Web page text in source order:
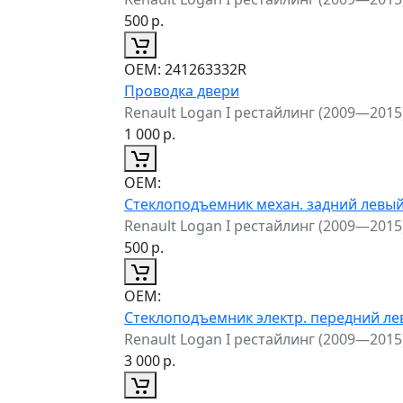
500р.
ОЕМ: 241263332R
Проводка двери
Renault Logan I рестайлинг
1 000р.
ОЕМ:
Стеклоподъемник механ. задний левый
Renault Logan I рестайлинг
500р.
ОЕМ:
Стеклоподъемник электр. передний
Renault Logan I рестайлинг
3 000р.